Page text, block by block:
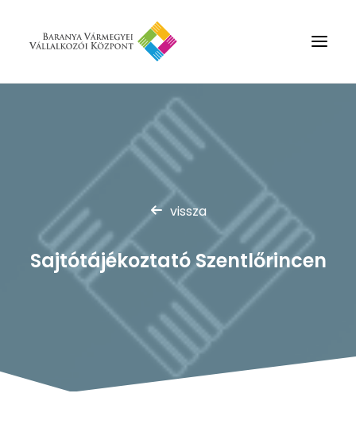
Rólunk
Szolgáltatások
Hírek
Partnerek
Kapcsolat
Keresés
vissza
Sajtótájékoztató Szentlőrincen